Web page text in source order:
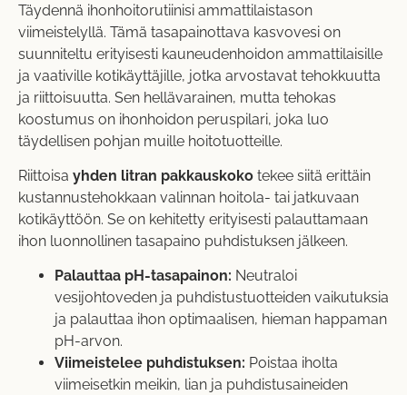
Täydennä ihonhoitorutiinisi ammattilaistason
viimeistelyllä. Tämä tasapainottava kasvovesi on
suunniteltu erityisesti kauneudenhoidon ammattilaisille
ja vaativille kotikäyttäjille, jotka arvostavat tehokkuutta
ja riittoisuutta. Sen hellävarainen, mutta tehokas
koostumus on ihonhoidon peruspilari, joka luo
täydellisen pohjan muille hoitotuotteille.
Riittoisa yhden litran pakkauskoko tekee siitä erittäin
kustannustehokkaan valinnan hoitola- tai jatkuvaan
kotikäyttöön. Se on kehitetty erityisesti palauttamaan
ihon luonnollinen tasapaino puhdistuksen jälkeen.
Palauttaa pH-tasapainon: Neutraloi
vesijohtoveden ja puhdistustuotteiden vaikutuksia
ja palauttaa ihon optimaalisen, hieman happaman
pH-arvon.
Viimeistelee puhdistuksen: Poistaa iholta
viimeisetkin meikin, lian ja puhdistusaineiden